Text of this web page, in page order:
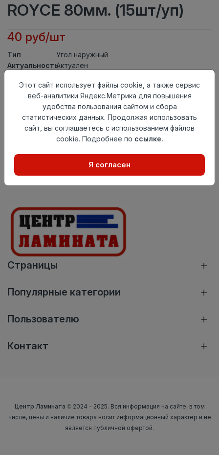
ROYCE 80мм. (15шт/уп)
40 руб/шт
Тип
Угол наружный
АктуальностьАктуален
Осталось202 шт
Добавить в корзину
Внимание! Внешний вид товара может отличаться от
представленного на настоящем сайте. Проверяйте
в момент приобретения товара.
Страницы
Популярные категории
Пользователю
Контакт
Центр Ламината © 2024 - 2025. Вся информация на сайте, в том
числе, цены и наличие товара носит информационный характер и не
является публичной офертой.
Этот сайт использует файлы cookie, а также сервис
веб-аналитики Яндекс.Метрика для повышения
удобства пользования сайтом и сбора
статистических данных. Продолжая использовать
сайт, вы соглашаетесь с использованием файлов
cookie. Подробнее по ссылке.
Я согласен